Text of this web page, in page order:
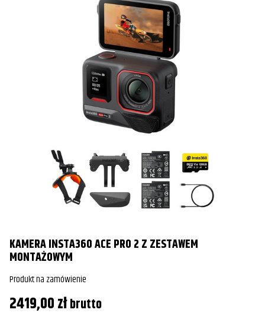
KAMERA INSTA360 ACE PRO 2 Z ZESTAWEM
MONTAŻOWYM
Produkt na zamówienie
2419,00złbrutto